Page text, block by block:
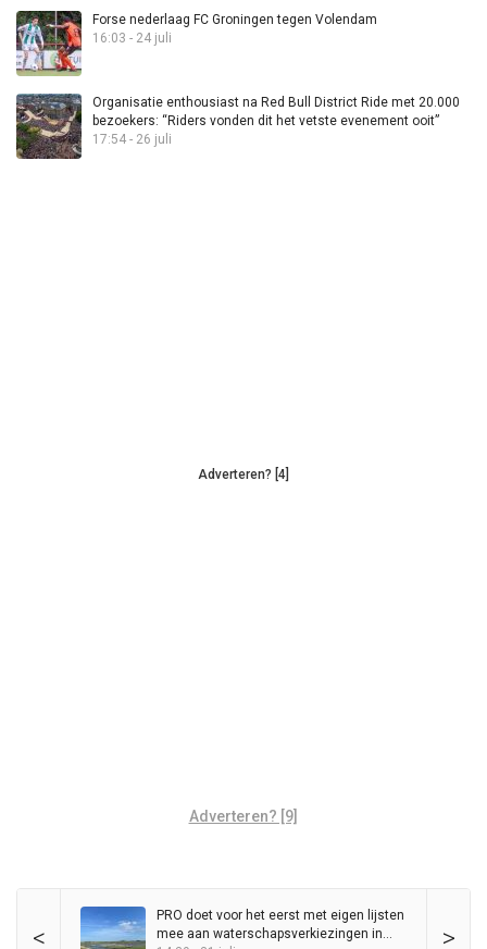
Forse nederlaag FC Groningen tegen Volendam
16:03 - 24 juli
Organisatie enthousiast na Red Bull District Ride met 20.000
bezoekers: “Riders vonden dit het vetste evenement ooit”
17:54 - 26 juli
Adverteren? [4]
Adverteren? [9]
< >
PRO doet voor het eerst met eigen lijsten
mee aan waterschapsverkiezingen in